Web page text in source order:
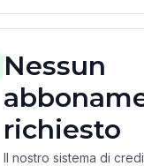
Nessun
richiesto
Il nostro sistema di